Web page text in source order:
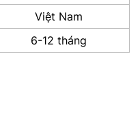
Việt Nam
6-12 tháng